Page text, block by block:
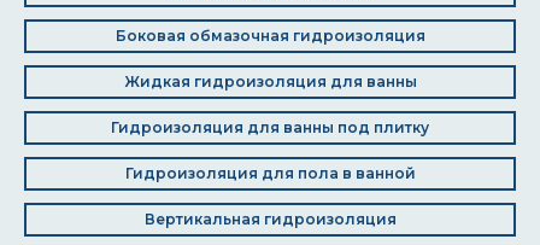
Боковая обмазочная гидроизоляция
Жидкая гидроизоляция для ванны
Гидроизоляция для ванны под плитку
Гидроизоляция для пола в ванной
Вертикальная гидроизоляция